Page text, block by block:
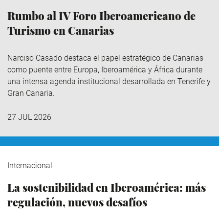
Rumbo al IV Foro Iberoamericano de
Turismo en Canarias
Narciso Casado destaca el papel estratégico de Canarias
como puente entre Europa, Iberoamérica y África durante
una intensa agenda institucional desarrollada en Tenerife y
Gran Canaria.
27 JUL 2026
Internacional
La sostenibilidad en Iberoamérica: más
regulación, nuevos desafíos